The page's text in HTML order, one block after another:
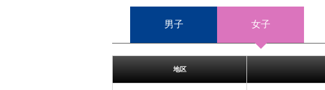
男子 女子
地区